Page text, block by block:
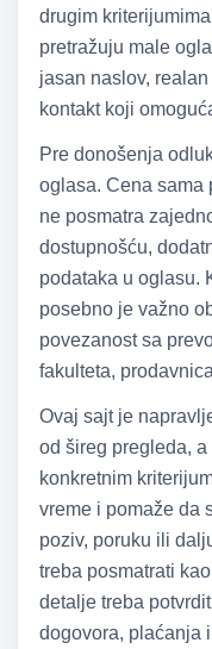
drugim
pretražuju male
jasan naslov,
kontakt koji
Pre donošenja
oglasa. Cena sama
ne posmatra
dostupnošću,
podataka u oglasu.
posebno je važno
povezanost sa
fakulteta,
Ovaj sajt je
od šireg pregleda,
konkretnim
vreme i pomaže da
poziv, poruku ili
treba posmatrati
detalje treba
dogovora, plaćanja